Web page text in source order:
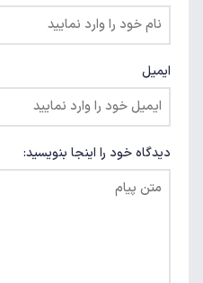
ایمیل
دیدگاه خود را اینجا بنویسید: